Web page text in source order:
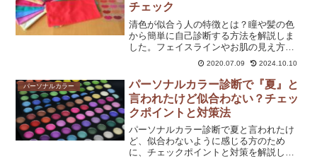
チェック
清色が似合う人の特徴とは？瞳や髪の色
から簡単に自己診断する方法を解説しま
した。フェイスラインやお肌の見え方の
違いも分かりますよ。2020.07.09 2024.10.10
パーソナルカラー
パーソナルカラー診断で『夏』と
言われたけど似合わない？チェッ
クポイントと対策法
パーソナルカラー診断で夏と言われたけ
ど、似合わないように感じる方のため
に、チェックポイントと対策を解説しま